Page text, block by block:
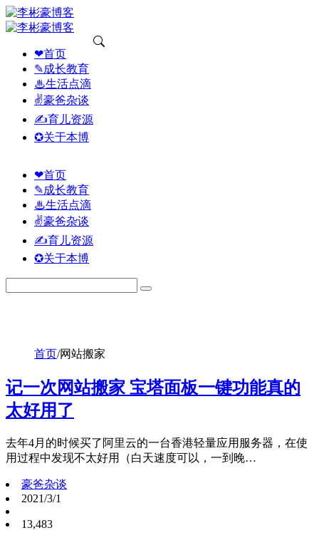
❤首页
✎成长教育
♨生活点滴
✌豪爸杂谈
✍育儿资源
✪关于本博
❤首页
✎成长教育
♨生活点滴
✌豪爸杂谈
✍育儿资源
✪关于本博
首页/网站搬家
记一次网站搬家 宝塔面板一键功能真的
太好用了
去年4月的时候买了阿里云的一台香港轻量应用服务器，在使
用过程中发现不太好用（白天速度可以，一到晚…
豪爸杂谈
2021/3/1
13,483